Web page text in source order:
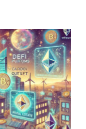
OPA
sobre
Sabadell
y
replantea
su
rumbo